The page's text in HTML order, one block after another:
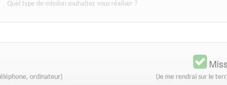
Quel type de mission souhaitez vous réaliser ?
ordinateur) (Je me rendrai sur le